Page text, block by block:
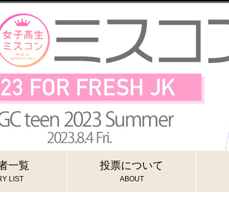
一覧
LIST
投票について
ABOUT